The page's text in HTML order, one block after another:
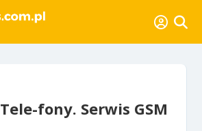
Tele-fony. Serwis GSM